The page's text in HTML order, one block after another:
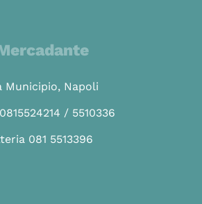
Municipio, Napoli
/ 5510336
081 5513396